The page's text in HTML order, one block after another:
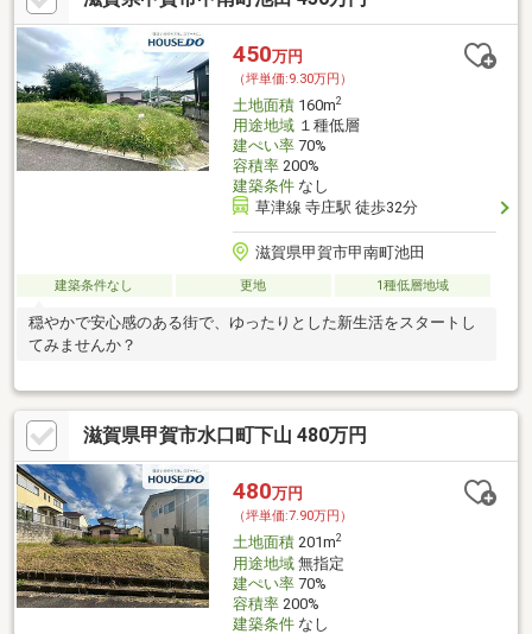
450万円
（坪単価:9.30万円）
土地面積160m2
用途地域１種低層
建ぺい率70%
容積率200%
建築条件なし
草津線 寺庄駅 徒歩32分
滋賀県甲賀市甲南町池田
建築条件なし 更地 1種低層地域
穏やかで安心感のある街で、ゆったりとした新生活をスタートし
てみませんか？
滋賀県甲賀市水口町下山 480万円
480万円
（坪単価:7.90万円）
土地面積201m2
用途地域無指定
建ぺい率70%
容積率200%
建築条件なし